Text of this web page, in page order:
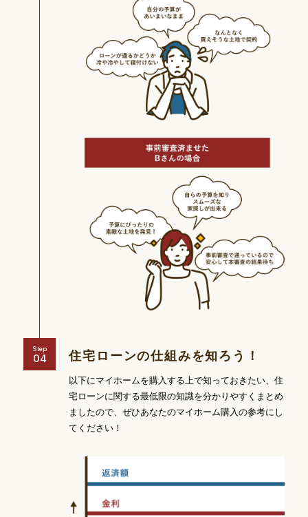
Step 住宅ローンの仕組みを知ろう！
以下にマイホームを購入する上で知っておきたい、住
宅ローンに関する最低限の知識を分かりやすくまとめ
ましたので、ぜひあなたのマイホーム購入の参考にし
てください！